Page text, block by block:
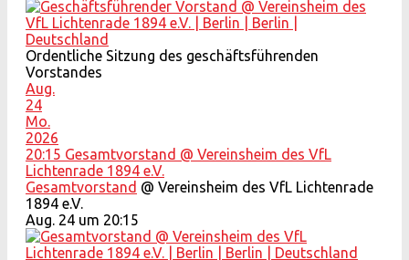
Ordentliche Sitzung des geschäftsführenden
Vorstandes
Aug.
24
Mo.
2026
20:15 Gesamtvorstand @ Vereinsheim des VfL
Lichtenrade 1894 e.V.
Gesamtvorstand @ Vereinsheim des VfL Lichtenrade
1894 e.V.
Aug. 24 um 20:15